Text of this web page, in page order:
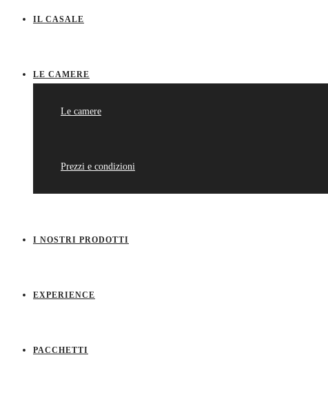
IL CASALE
LE CAMERE
Le camere
Prezzi e condizioni
I NOSTRI PRODOTTI
EXPERIENCE
PACCHETTI